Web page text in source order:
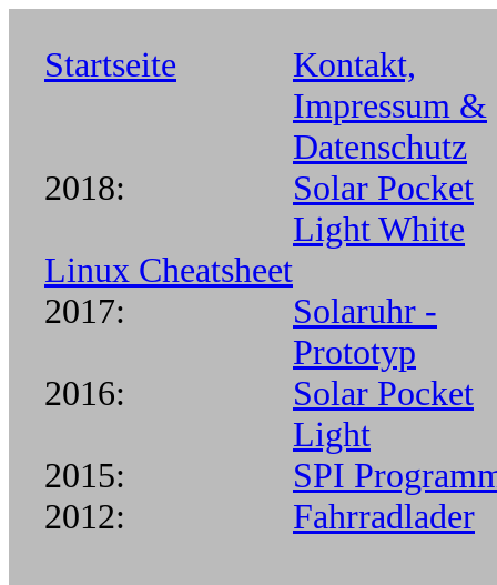
Startseite
Kontakt,
Impressum &
Datenschutz
2018:
Solar Pocket
Light White
Linux Cheatsheet
2017:
Solaruhr -
Prototyp
2016:
Solar Pocket
Light
2015:
SPI
2012:
Fahrradlader